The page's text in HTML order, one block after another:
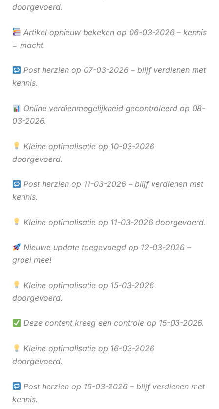
doorgevoerd.
Artikel opnieuw bekeken op 06-03-2026 – kennis
= macht.
Post herzien op 07-03-2026 – blijf verdienen met
kennis.
Online verdienmogelijkheid gecontroleerd op 08-
03-2026.
Kleine optimalisatie op 10-03-2026
doorgevoerd.
Post herzien op 11-03-2026 – blijf verdienen met
kennis.
Kleine optimalisatie op 11-03-2026 doorgevoerd.
Nieuwe update toegevoegd op 12-03-2026 –
groei mee!
Kleine optimalisatie op 15-03-2026
doorgevoerd.
Deze content kreeg een controle op 15-03-2026.
Kleine optimalisatie op 16-03-2026
doorgevoerd.
Post herzien op 16-03-2026 – blijf verdienen met
kennis.